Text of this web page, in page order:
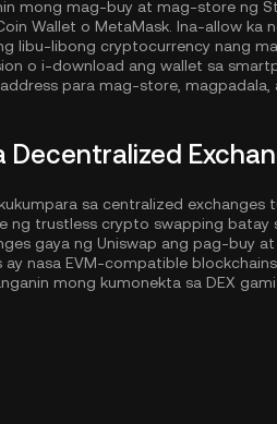
mong mag-buy at mag-store ng
Wallet o MetaMask. Ina-allow ka
libu-libong cryptocurrency nang
o i-download ang wallet sa
para mag-store, magpadala,
Decentralized
sa centralized
ng trustless crypto swapping
gaya ng Uniswap ang pag-buy
ay nasa EVM-compatible
mong kumonekta sa DEX